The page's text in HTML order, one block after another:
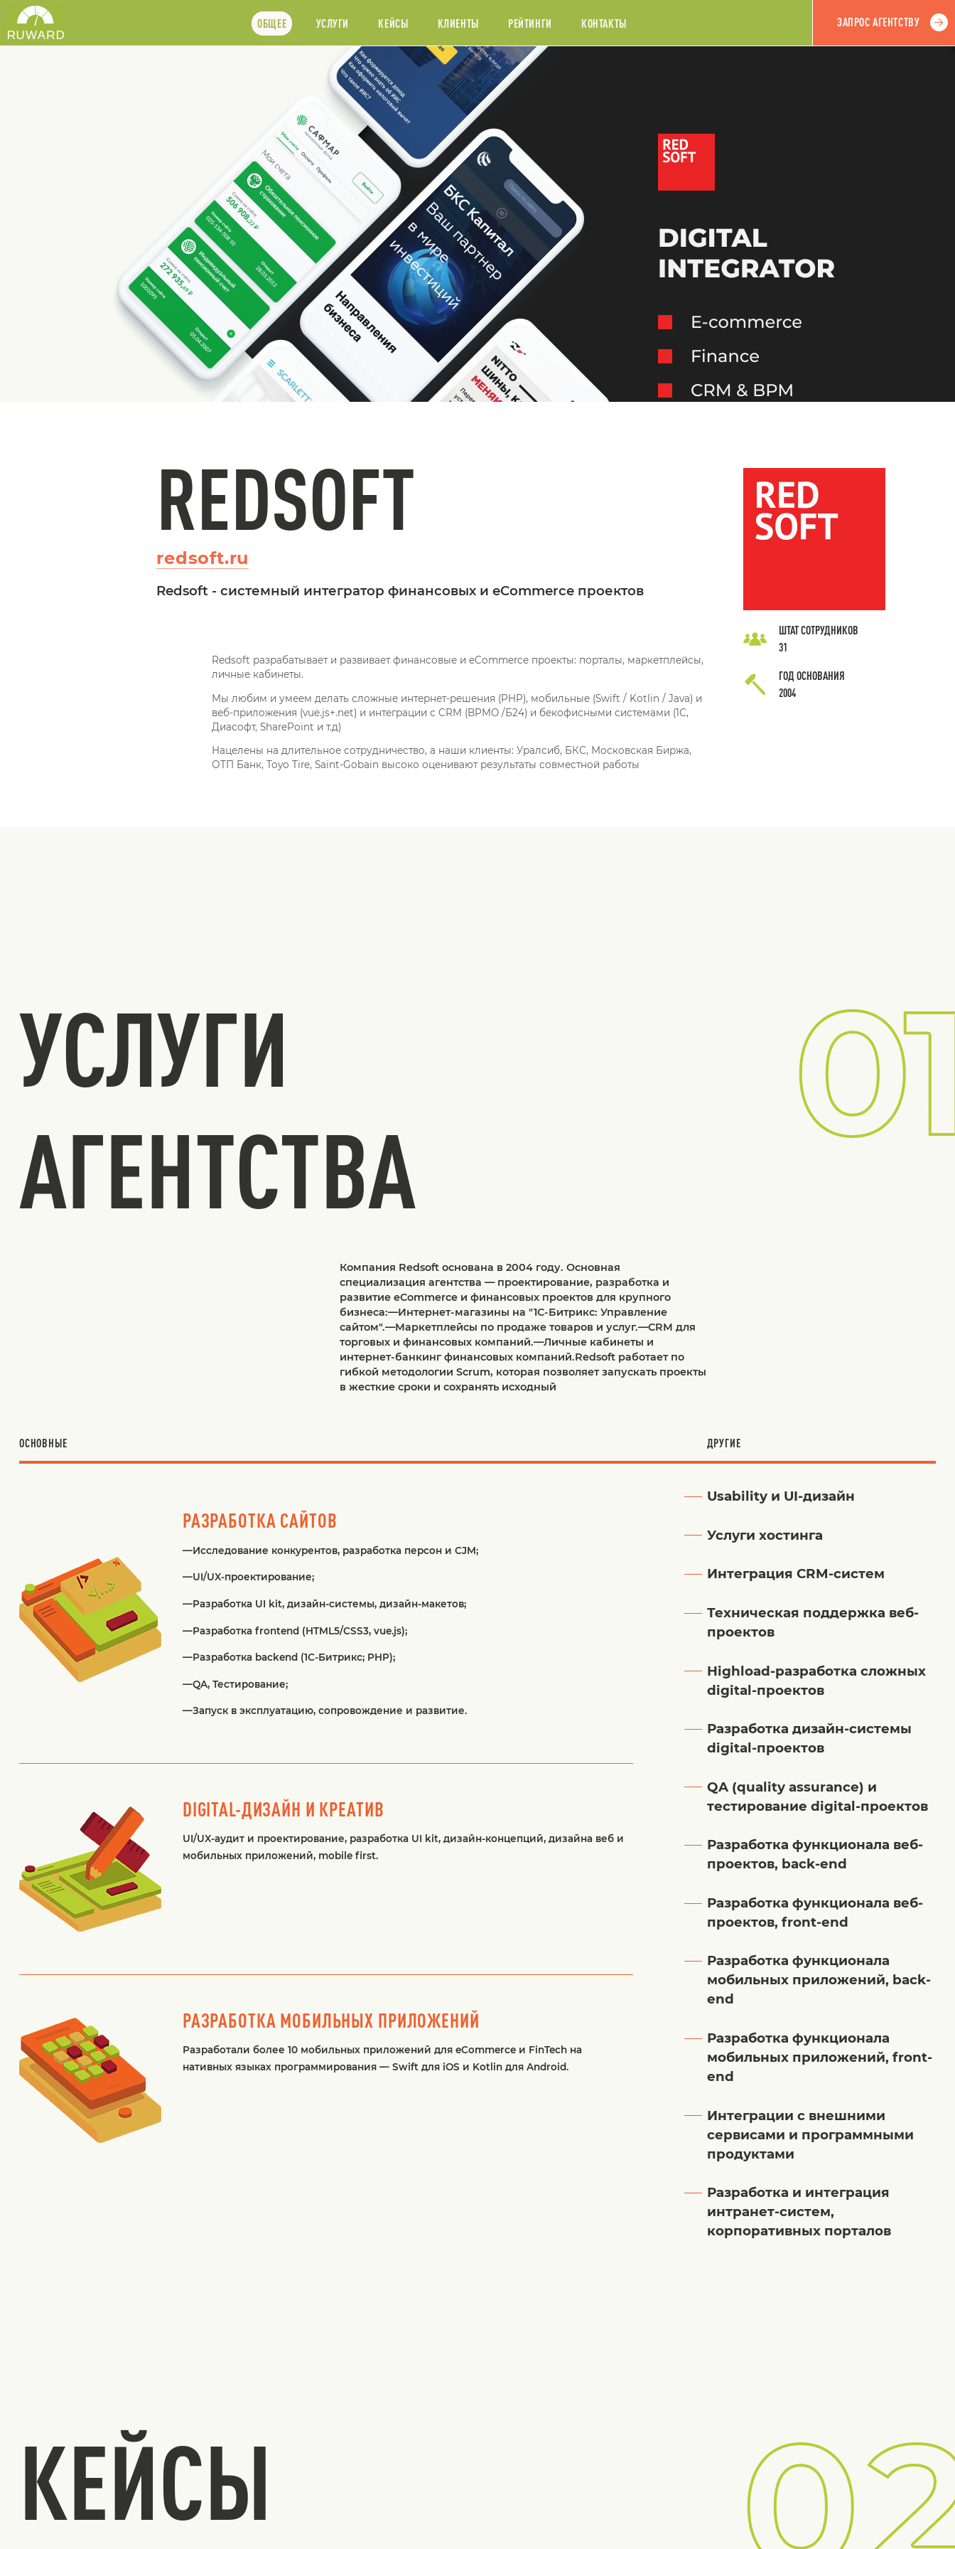
ОБЩЕЕ УСЛУГИ КЕЙСЫ КЛИЕНТЫ РЕЙТИНГИ КОНТАКТЫ ЗАПРОС АГЕНТСТВУ
REDSOFT
redsoft.ru
Redsoft - системный интегратор финансовых и eCommerce проектов
Redsoft разрабатывает и развивает финансовые и eCommerce проекты: порталы, маркетплейсы,
личные кабинеты.
Мы любим и умеем делать сложные интернет-решения (PHP), мобильные (Swift / Kotlin / Java) и
веб-приложения (vue.js+.net) и интеграции с CRM (BPMO /Б24) и бекофисными системами (1С,
Диасофт, SharePoint и т.д)
Нацелены на длительное сотрудничество, а наши клиенты: Уралсиб, БКС, Московская Биржа,
ОТП Банк, Toyo Tire, Saint-Gobain высоко оценивают результаты совместной работы
ШТАТ СОТРУДНИКОВ
31
ГОД ОСНОВАНИЯ
2004
УСЛУГИ
АГЕНТСТВА
Компания Redsoft основана в 2004 году. Основная
специализация агентства — проектирование, разработка и
развитие eCommerce и финансовых проектов для крупного
бизнеса:—Интернет-магазины на "1С-Битрикc: Управление
сайтом".—Маркетплейсы по продаже товаров и услуг.—СRM для
торговых и финансовых компаний.—Личные кабинеты и
интернет-банкинг финансовых компаний.Redsoft работает по
гибкой методологии Scrum, которая позволяет запускать проекты
в жесткие сроки и сохранять исходный
ОСНОВНЫЕ ДРУГИЕ
РАЗРАБОТКА САЙТОВ
—Исследование конкурентов, разработка персон и CJM;
—UI/UX-проектирование;
—Разработка UI kit, дизайн-системы, дизайн-макетов;
—Разработка frontend (HTML5/CSS3, vue.js);
—Разработка backend (1С-Битрикс; PHP);
—QA, Тестирование;
—Запуск в эксплуатацию, сопровождение и развитие.
DIGITAL-ДИЗАЙН И КРЕАТИВ
UI/UX-аудит и проектирование, разработка UI kit, дизайн-концепций, дизайна веб и
мобильных приложений, mobile first.
РАЗРАБОТКА МОБИЛЬНЫХ ПРИЛОЖЕНИЙ
Разработали более 10 мобильных приложений для eCommerce и FinTech на
нативных языках программирования — Swift для iOS и Kotlin для Android.
Usability и UI-дизайн
Услуги хостинга
Интеграция CRM-систем
Техническая поддержка веб-
проектов
Highload-разработка сложных
digital-проектов
Разработка дизайн-системы
digital-проектов
QA (quality assurance) и
тестирование digital-проектов
Разработка функционала веб-
проектов, back-end
Разработка функционала веб-
проектов, front-end
Разработка функционала
мобильных приложений, back-
end
Разработка функционала
мобильных приложений, front-
end
Интеграции с внешними
сервисами и программными
продуктами
Разработка и интеграция
интранет-систем,
корпоративных порталов
КЕЙСЫ